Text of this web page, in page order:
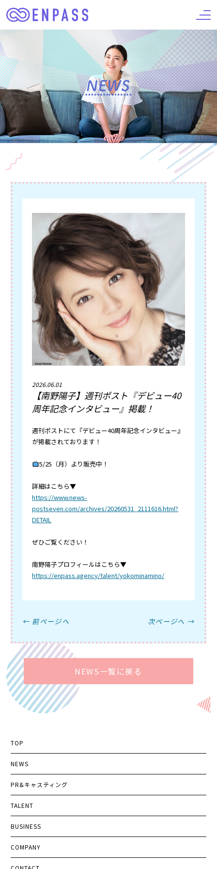
2026.06.01
【南野陽子】週刊ポスト『デビュー40
周年記念インタビュー』掲載！
週刊ポストにて『デビュー40周年記念インタビュー』
が掲載されております！
5/25（月）より販売中！
詳細はこちら▼
https://www.news-
postseven.com/archives/20260531_2111616.html?
DETAIL
ぜひご覧ください！
南野陽子プロフィールはこちら▼
https://enpass.agency/talent/yokominamino/
← 前ページへ 次ページへ →
NEWS一覧に戻る
TOP
NEWS
PR&キャスティング
TALENT
BUSINESS
COMPANY